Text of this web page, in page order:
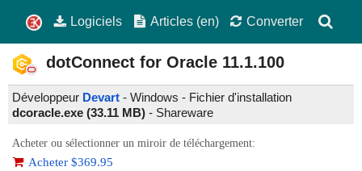
Logiciels Articles (en) Converter
dotConnect for Oracle 11.1.100
Développeur Devart - Windows - Fichier d'installation
dcoracle.exe (33.11 MB) - Shareware
Acheter ou sélectionner un miroir de téléchargement:
Acheter $369.95